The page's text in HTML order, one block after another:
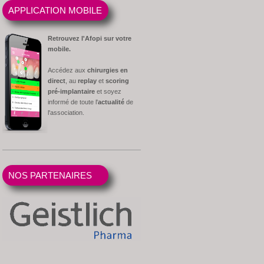
APPLICATION MOBILE
Retrouvez l'Afopi sur votre
mobile.
Accédez auxchirurgies en
direct , aureplay etscoring
pré-implantaire et soyez
informé de toute l'actualité de
l'association.
NOS PARTENAIRES